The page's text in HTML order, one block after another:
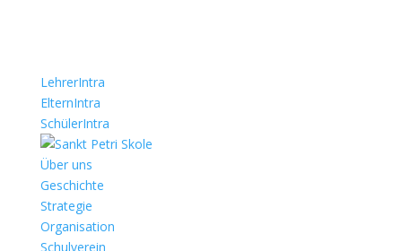
LehrerIntra
ElternIntra
SchülerIntra
Über uns
Geschichte
Strategie
Organisation
Schulverein